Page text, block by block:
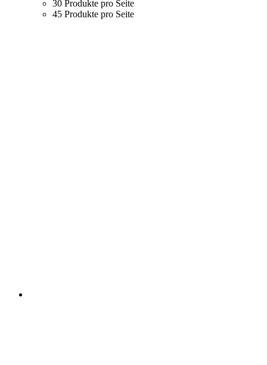
30 Produkte pro Seite
45 Produkte pro Seite